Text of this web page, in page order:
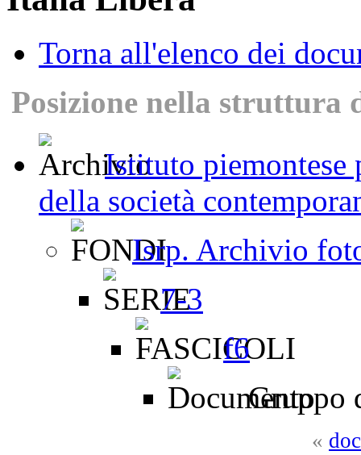
Torna all'elenco dei
Posizione nella struttura
Istituto piemontese
della società
Isrp. Archivio
7-3
f6
Gruppo
«